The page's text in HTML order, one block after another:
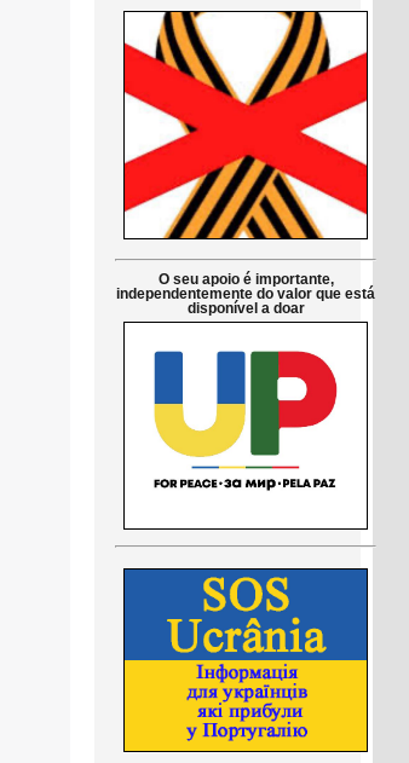
O seu apoio é importante,
independentemente do valor que está
disponível a doar